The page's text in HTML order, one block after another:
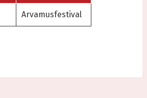
Arvamusfestival